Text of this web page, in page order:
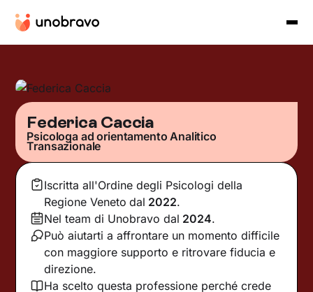
Federica Caccia
Psicologa ad orientamento Analitico
Transazionale
Iscritta all'Ordine degli Psicologi della
Regione Veneto dal 2022.
Nel team di Unobravo dal 2024.
Può aiutarti a affrontare un momento difficile
con maggiore supporto e ritrovare fiducia e
direzione.
Ha scelto questa professione perché crede